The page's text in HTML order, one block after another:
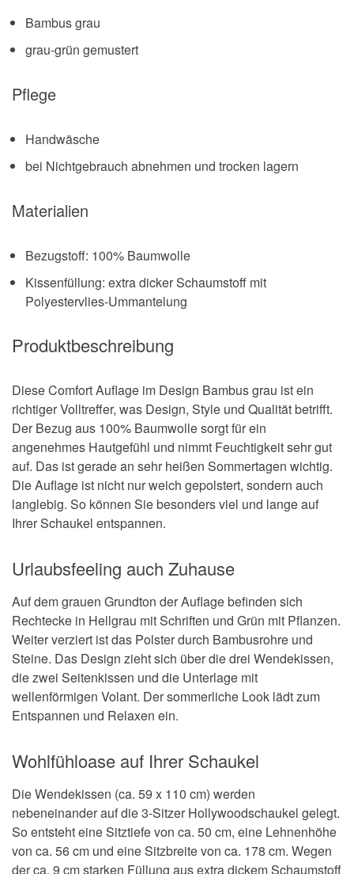
Bambus grau
grau-grün gemustert
Pflege
Handwäsche
bei Nichtgebrauch abnehmen und trocken lagern
Materialien
Bezugstoff: 100% Baumwolle
Kissenfüllung: extra dicker Schaumstoff mit
Polyestervlies-Ummantelung
Produktbeschreibung
Diese Comfort Auflage im Design Bambus grau ist ein
richtiger Volltreffer, was Design, Style und Qualität betrifft.
Der Bezug aus 100% Baumwolle sorgt für ein
angenehmes Hautgefühl und nimmt Feuchtigkeit sehr gut
auf. Das ist gerade an sehr heißen Sommertagen wichtig.
Die Auflage ist nicht nur weich gepolstert, sondern auch
langlebig. So können Sie besonders viel und lange auf
Ihrer Schaukel entspannen.
Urlaubsfeeling auch Zuhause
Auf dem grauen Grundton der Auflage befinden sich
Rechtecke in Hellgrau mit Schriften und Grün mit Pflanzen.
Weiter verziert ist das Polster durch Bambusrohre und
Steine. Das Design zieht sich über die drei Wendekissen,
die zwei Seitenkissen und die Unterlage mit
wellenförmigen Volant. Der sommerliche Look lädt zum
Entspannen und Relaxen ein.
Wohlfühloase auf Ihrer Schaukel
Die Wendekissen (ca. 59 x 110 cm) werden
nebeneinander auf die 3-Sitzer Hollywoodschaukel gelegt.
So entsteht eine Sitztiefe von ca. 50 cm, eine Lehnenhöhe
von ca. 56 cm und eine Sitzbreite von ca. 178 cm. Wegen
der ca. 9 cm starken Füllung aus extra dickem Schaumstoff